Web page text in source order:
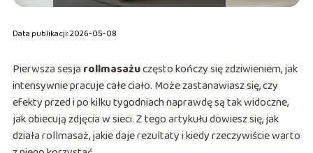
Data publikacji: 2026-05-08
Pierwsza sesja rollmasażuczęsto kończy się zdziwieniem, jak
intensywnie pracuje całe ciało. Może zastanawiasz się, czy
efekty przed i po kilku tygodniach naprawdę są tak widoczne,
jak obiecują zdjęcia w sieci. Z tego artykułu dowiesz się, jak
działa rollmasaż, jakie daje rezultaty i kiedy rzeczywiście warto